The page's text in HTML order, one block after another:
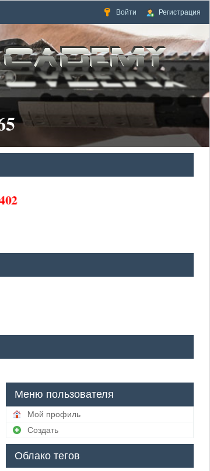
Войти Регистрация
Меню пользователя
Мой профиль
Создать
Облако тегов